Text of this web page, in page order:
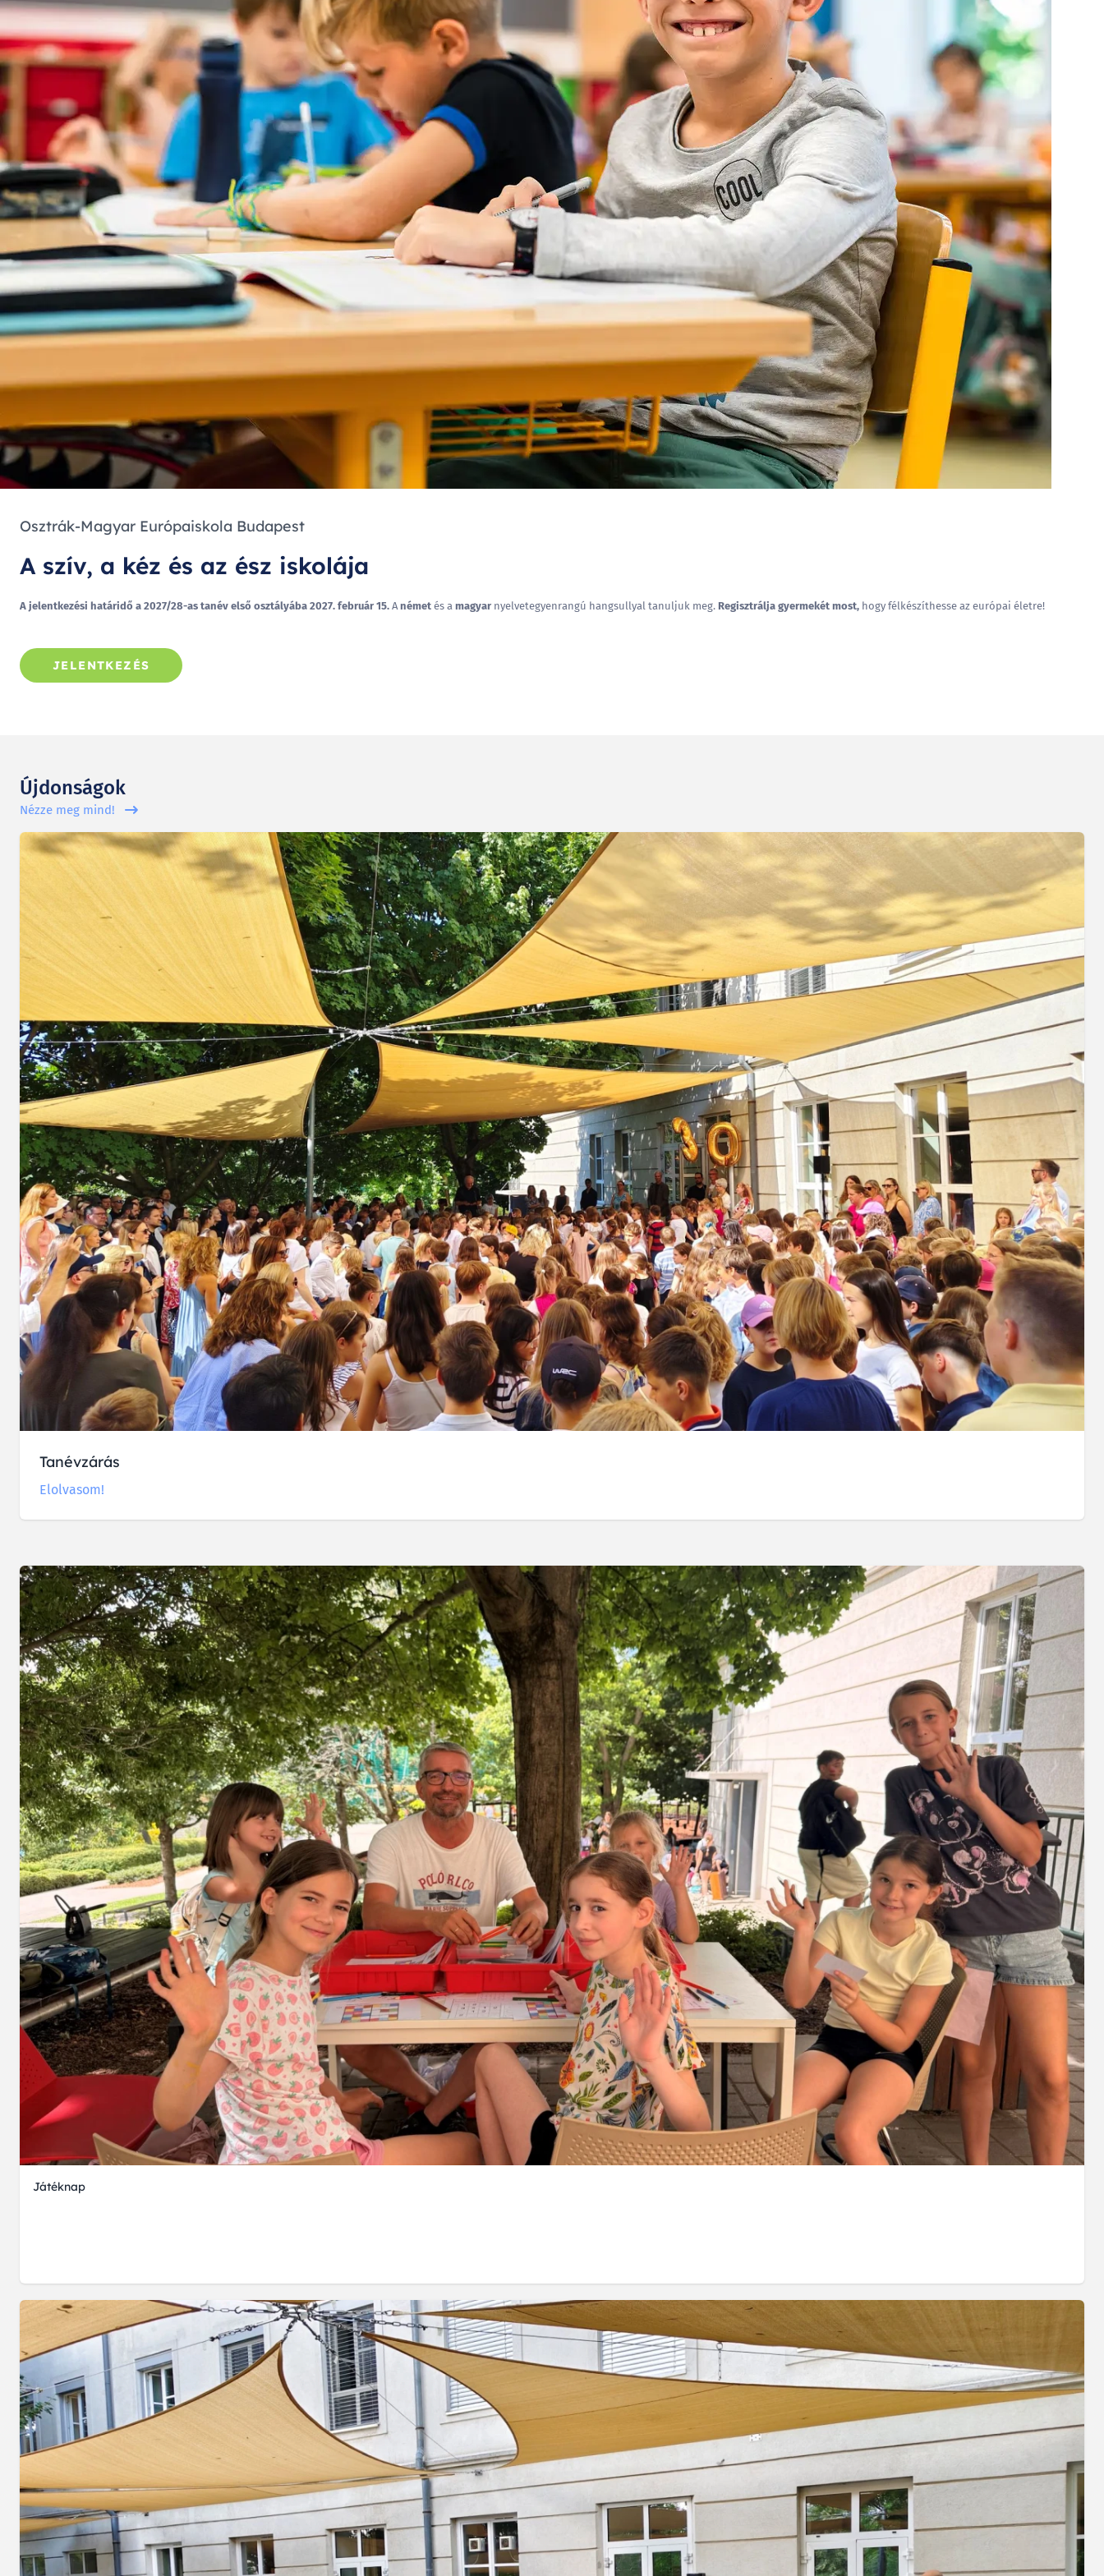
Osztrák-Magyar Európaiskola Budapest
A szív, a kéz és az ész iskolája
A jelentkezési határidő a 2027/28-as tanév első osztályába 2027. február 15. Anémet és a magyar nyelvetegyenrangú hangsullyal tanuljuk meg. Regisztrálja gyermekét most, hogy félkészíthesse az európai életre!
JELENTKEZÉS
Újdonságok
Nézze meg mind!
Tanévzárás
Elolvasom!
Játéknap